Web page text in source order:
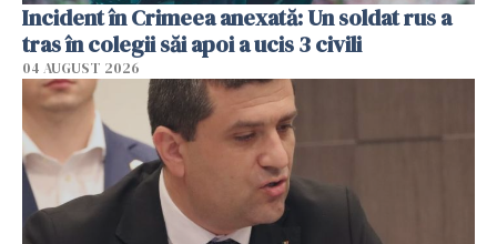
Incident în Crimeea anexată: Un soldat rus a
tras în colegii săi apoi a ucis 3 civili
04 AUGUST 2026